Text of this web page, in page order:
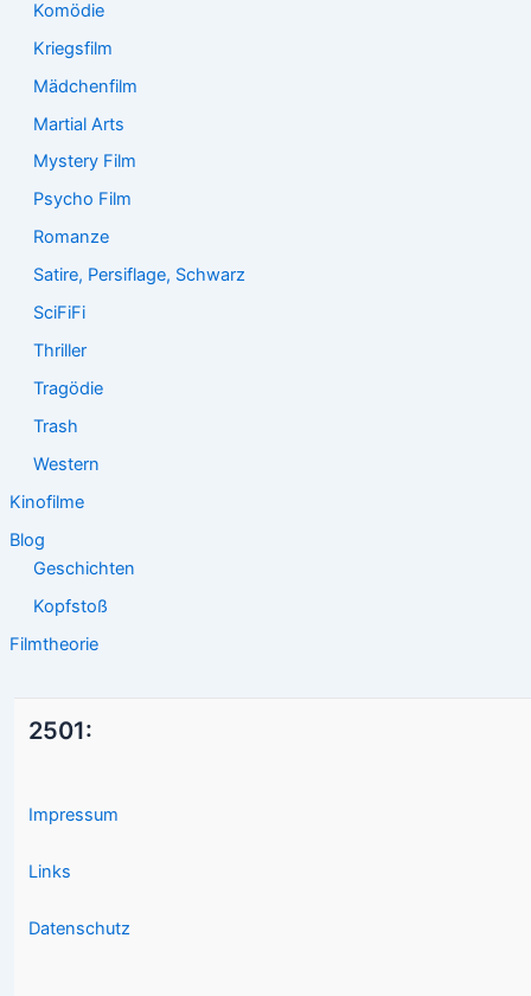
Komödie
Kriegsfilm
Mädchenfilm
Martial Arts
Mystery Film
Psycho Film
Romanze
Satire, Persiflage, Schwarz
SciFiFi
Thriller
Tragödie
Trash
Western
Kinofilme
Blog
Geschichten
Kopfstoß
Filmtheorie
2501:
Impressum
Links
Datenschutz